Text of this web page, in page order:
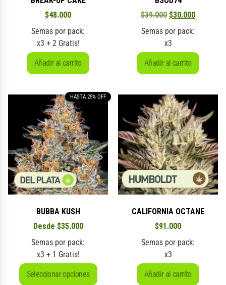
$48.000
Semas por pack:
x3 + 2 Gratis!
Añadir al carrito
$39.000 $30.000
Semas por pack:
x3
Añadir al carrito
HASTA 25% OFF
BUBBA KUSH
Desde $35.000
Semas por pack:
x3 + 1 Gratis!
Seleccionar opciones
CALIFORNIA OCTANE
$91.000
Semas por pack:
x3
Añadir al carrito